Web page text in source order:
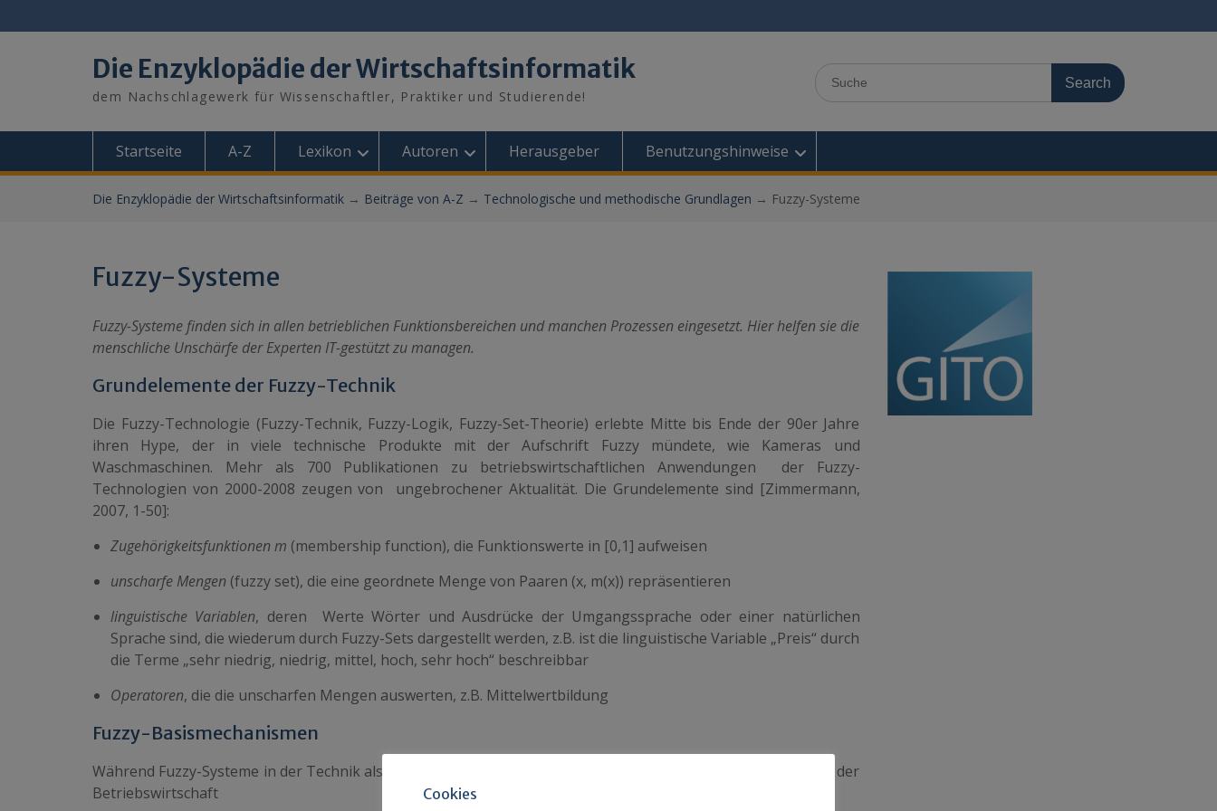
to
Die Enzyklopädie der Wirtschaftsinformatik
dem Nachschlagewerk für Wissenschaftler, Praktiker und Studierende!
Search
for:
Startseite A-Z Lexikon Autoren Herausgeber Benutzungshinweise
Die Enzyklopädie der Wirtschaftsinformatik → Beiträge von A-Z → Technologische und methodische Grundlagen → Fuzzy-Systeme
Fuzzy-Systeme
Fuzzy-Systeme finden sich in allen betrieblichen Funktionsbereichen und manchen Prozessen eingesetzt. Hier helfen sie die
menschliche Unschärfe der Experten IT-gestützt zu managen.
Grundelemente der Fuzzy-Technik
Die Fuzzy-Technologie (Fuzzy-Technik, Fuzzy-Logik, Fuzzy-Set-Theorie) erlebte Mitte bis Ende der 90er Jahre
ihren Hype, der in viele technische Produkte mit der Aufschrift Fuzzy mündete, wie Kameras und
Waschmaschinen. Mehr als 700 Publikationen zu betriebswirtschaftlichen Anwendungen der Fuzzy-
Technologien von 2000-2008 zeugen von ungebrochener Aktualität. Die Grundelemente sind [Zimmermann,
2007, 1-50]:
Zugehörigkeitsfunktionenm (membership function), die Funktionswerte in [0,1] aufweisen
unscharfe Mengen (fuzzy set), die eine geordnete Menge von Paaren (x, m(x)) repräsentieren
linguistische Variablen, deren Werte Wörter und Ausdrücke der Umgangssprache oder einer natürlichen
Sprache sind, die wiederum durch Fuzzy-Sets dargestellt werden, z.B. ist die linguistische Variable „Preis“ durch
die Terme „sehr niedrig, niedrig, mittel, hoch, sehr hoch“ beschreibbar
Operatoren, die die unscharfen Mengen auswerten, z.B. Mittelwertbildung
Fuzzy-Basismechanismen
Während Fuzzy-Systeme in der Technik als Basismechanismen meist Fuzzy-Control verwenden, findet man in der
Betriebswirtschaft
Cookies